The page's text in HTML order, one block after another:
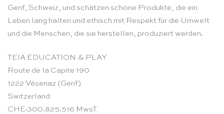
Genf, Schweiz, und schätzen schöne Produkte, die ein
Leben lang halten und ethisch mit Respekt für die Umwelt
und die Menschen, die sie herstellen, produziert werden.
TEIA EDUCATION & PLAY
Route de la Capite 190
1222 Vésenaz (Genf)
Switzerland
CHE-300.825.516 MwsT